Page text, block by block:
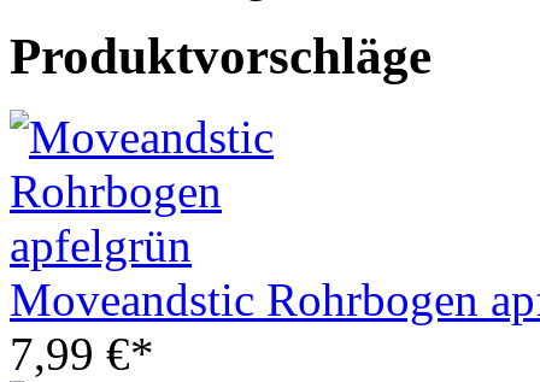
Produktvorschläge
Moveandstic Rohrbogen
7,99 €*